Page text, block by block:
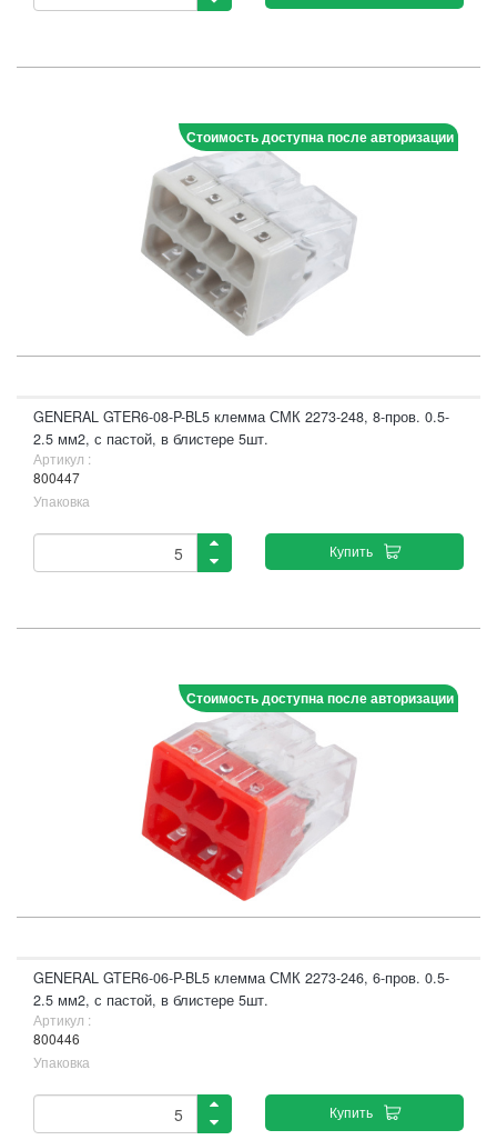
Стоимость доступна после авторизации
GENERAL GTER6-08-P-BL5 клемма СМК 2273-248, 8-пров. 0.5-
2.5 мм2, с пастой, в блистере 5шт.
Артикул :
800447
Упаковка
Купить
Стоимость доступна после авторизации
GENERAL GTER6-06-P-BL5 клемма СМК 2273-246, 6-пров. 0.5-
2.5 мм2, с пастой, в блистере 5шт.
Артикул :
800446
Упаковка
Купить